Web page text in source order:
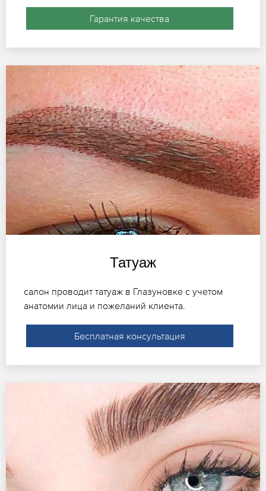
Гарантия качества
Татуаж
салон проводит татуаж в Глазуновке с учетом
анатомии лица и пожеланий клиента.
Бесплатная консультация